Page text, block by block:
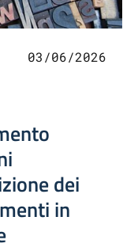
03/06/2026
dei
in